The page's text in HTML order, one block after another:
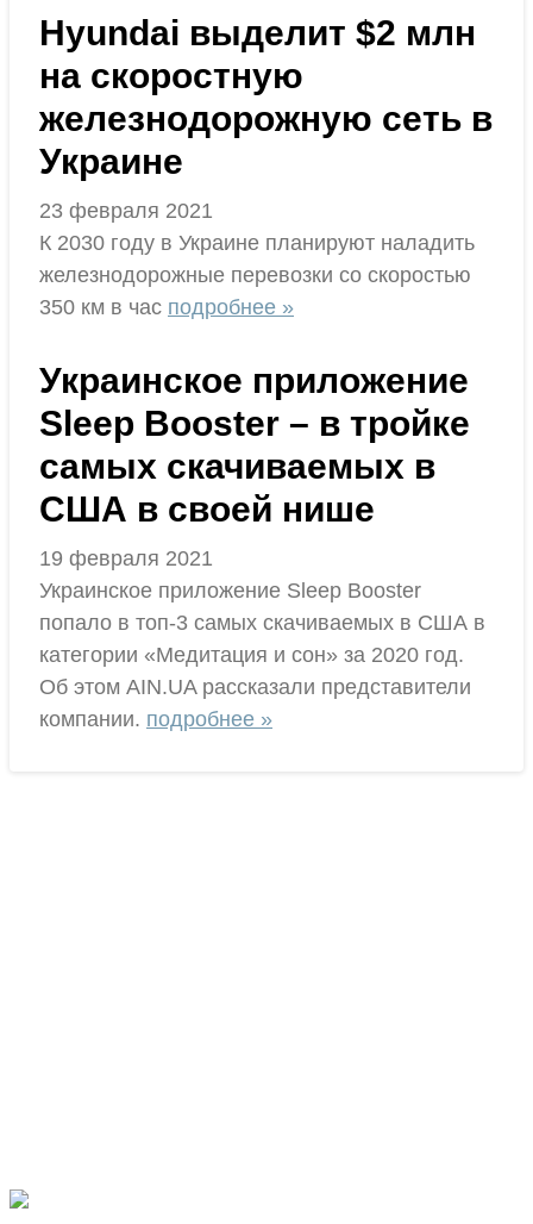
Hyundai выделит $2 млн
на скоростную
железнодорожную сеть в
Украине
23 февраля 2021
К 2030 году в Украине планируют наладить
железнодорожные перевозки со скоростью
350 км в час подробнее »
Украинское приложение
Sleep Booster – в тройке
самых скачиваемых в
США в своей нише
19 февраля 2021
Украинское приложение Sleep Booster
попало в топ-3 самых скачиваемых в США в
категории «Медитация и сон» за 2020 год.
Об этом AIN.UA рассказали представители
компании. подробнее »